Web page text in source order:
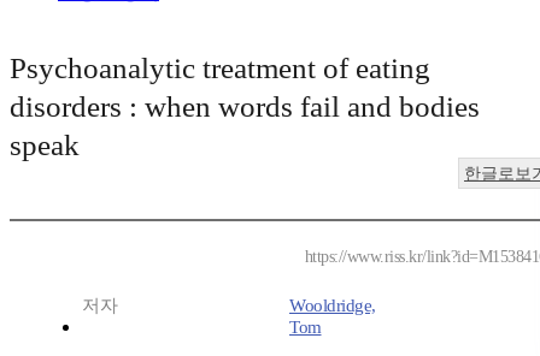
Psychoanalytic treatment of eating
disorders : when words fail and bodies
speak
한글로보
https://www.riss.kr/
저자
Wooldridge,
Tom